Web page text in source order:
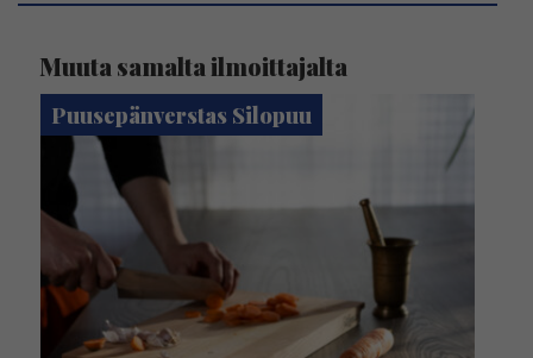
Muuta samalta ilmoittajalta
Puusepänverstas Silopuu